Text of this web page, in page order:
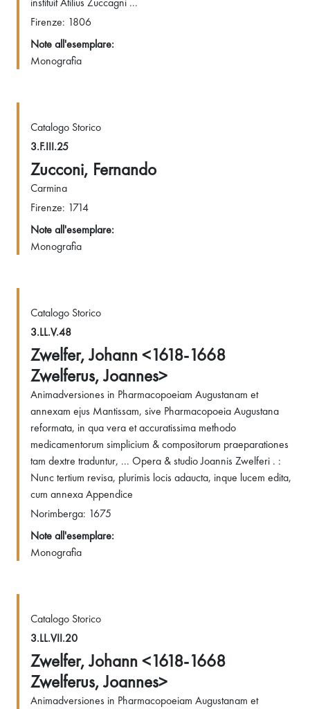
Firenze: 1806
Note all'esemplare:
Monografia
Catalogo Storico
3.F.III.25
Zucconi, Fernando
Carmina
Firenze: 1714
Note all'esemplare:
Monografia
Catalogo Storico
3.LL.V.48
Zwelfer, Johann <1618-1668
Zwelferus, Joannes>
Animadversiones in Pharmacopoeiam Augustanam et
annexam ejus Mantissam, sive Pharmacopoeia Augustana
reformata, in qua vera et accuratissima methodo
medicamentorum simplicium & compositorum praeparationes
tam dextre traduntur, ... Opera & studio Joannis Zwelferi . :
Nunc tertium revisa, plurimis locis adaucta, inque lucem edita,
cum annexa Appendice
Norimberga: 1675
Note all'esemplare:
Monografia
Catalogo Storico
3.LL.VII.20
Zwelfer, Johann <1618-1668
Zwelferus, Joannes>
Animadversiones in Pharmacopoeiam Augustanam et